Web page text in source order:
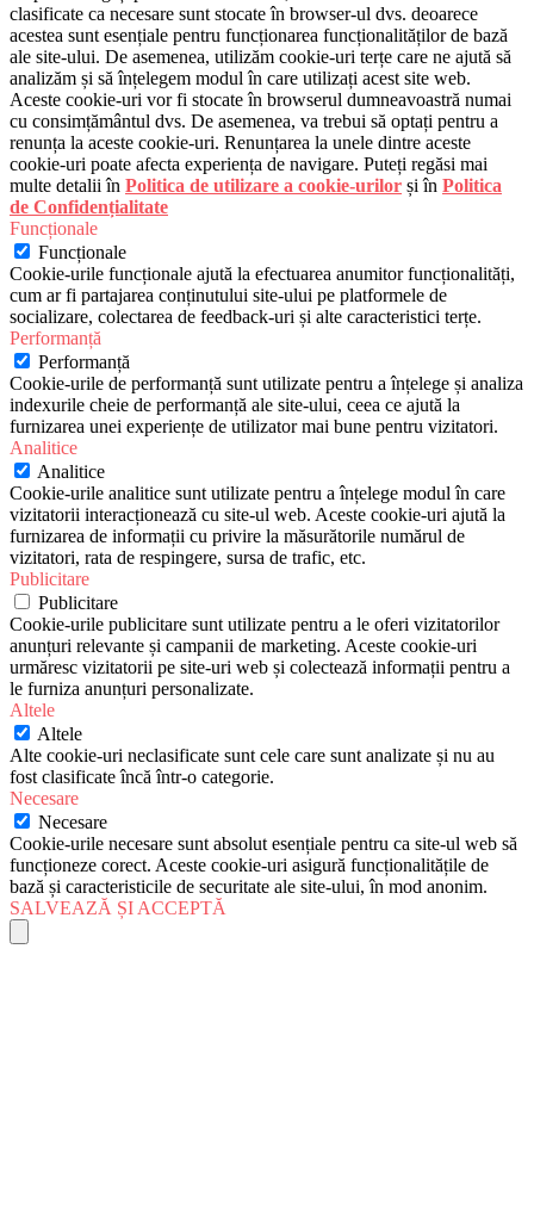
clasificate ca necesare sunt stocate în browser-ul dvs. deoarece
acestea sunt esențiale pentru funcționarea funcționalităților de bază
ale site-ului. De asemenea, utilizăm cookie-uri terțe care ne ajută să
analizăm și să înțelegem modul în care utilizați acest site web.
Aceste cookie-uri vor fi stocate în browserul dumneavoastră numai
cu consimțământul dvs. De asemenea, va trebui să optați pentru a
renunța la aceste cookie-uri. Renunțarea la unele dintre aceste
cookie-uri poate afecta experiența de navigare. Puteți regăsi mai
multe detalii în Politica de utilizare a cookie-urilor și în Politica
de Confidențialitate
Funcționale
Funcționale
Cookie-urile funcționale ajută la efectuarea anumitor funcționalități,
cum ar fi partajarea conținutului site-ului pe platformele de
socializare, colectarea de feedback-uri și alte caracteristici terțe.
Performanță
Performanță
Cookie-urile de performanță sunt utilizate pentru a înțelege și analiza
indexurile cheie de performanță ale site-ului, ceea ce ajută la
furnizarea unei experiențe de utilizator mai bune pentru vizitatori.
Analitice
Analitice
Cookie-urile analitice sunt utilizate pentru a înțelege modul în care
vizitatorii interacționează cu site-ul web. Aceste cookie-uri ajută la
furnizarea de informații cu privire la măsurătorile numărul de
vizitatori, rata de respingere, sursa de trafic, etc.
Publicitare
Publicitare
Cookie-urile publicitare sunt utilizate pentru a le oferi vizitatorilor
anunțuri relevante și campanii de marketing. Aceste cookie-uri
urmăresc vizitatorii pe site-uri web și colectează informații pentru a
le furniza anunțuri personalizate.
Altele
Altele
Alte cookie-uri neclasificate sunt cele care sunt analizate și nu au
fost clasificate încă într-o categorie.
Necesare
Necesare
Cookie-urile necesare sunt absolut esențiale pentru ca site-ul web să
funcționeze corect. Aceste cookie-uri asigură funcționalitățile de
bază și caracteristicile de securitate ale site-ului, în mod anonim.
SALVEAZĂ ȘI ACCEPTĂ